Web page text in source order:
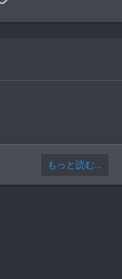
もっと読む...